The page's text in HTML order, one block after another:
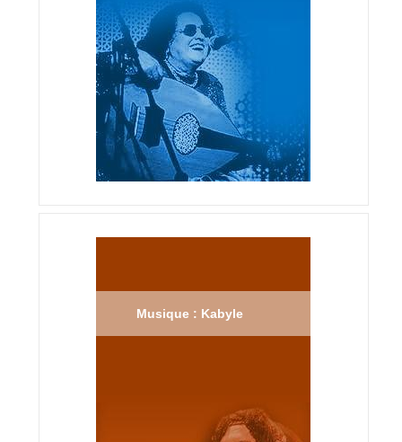
Musique : Kabyle